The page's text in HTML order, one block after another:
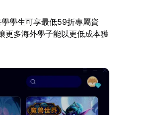
學生可享最低59折專屬資
更多海外學子能以更低成本獲